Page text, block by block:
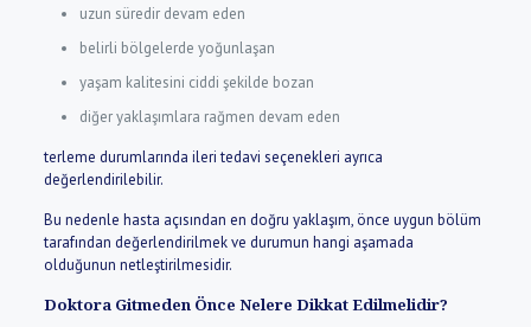
uzun süredir devam eden
belirli bölgelerde yoğunlaşan
yaşam kalitesini ciddi şekilde bozan
diğer yaklaşımlara rağmen devam eden
terleme durumlarında ileri tedavi seçenekleri ayrıca
değerlendirilebilir.
Bu nedenle hasta açısından en doğru yaklaşım, önce uygun bölüm
tarafından değerlendirilmek ve durumun hangi aşamada
olduğunun netleştirilmesidir.
Doktora Gitmeden Önce Nelere Dikkat Edilmelidir?